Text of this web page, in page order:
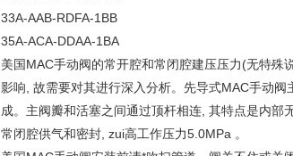
33A-AAB-RDFA-1BB
35A-ACA-DDAA-1BA
美国MAC手动阀的常开腔和常闭腔建压压力(无特殊
影响, 故需要对其进行深入分析。先导式MAC手动阀
成。主阀瓣和活塞之间通过顶杆相连, 其特点是内部
常闭腔供气和密封, zui高工作压力5.0MPa 。